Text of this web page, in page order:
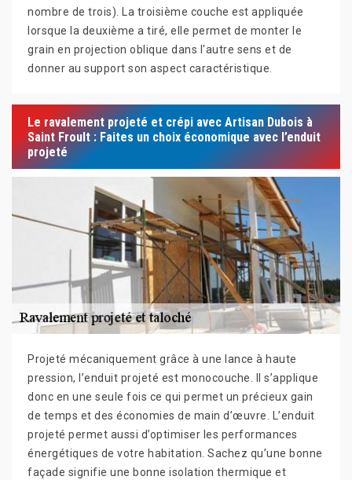
nombre de trois). La troisième couche est appliquée
lorsque la deuxième a tiré, elle permet de monter le
grain en projection oblique dans l'autre sens et de
donner au support son aspect caractéristique.
Le ravalement projeté et crépi avec Artisan Dubois à
Saint Froult : Faites un choix économique avec l’enduit
projeté
Projeté mécaniquement grâce à une lance à haute
pression, l’enduit projeté est monocouche. Il s’applique
donc en une seule fois ce qui permet un précieux gain
de temps et des économies de main d’œuvre. L’enduit
projeté permet aussi d’optimiser les performances
énergétiques de votre habitation. Sachez qu’une bonne
façade signifie une bonne isolation thermique et